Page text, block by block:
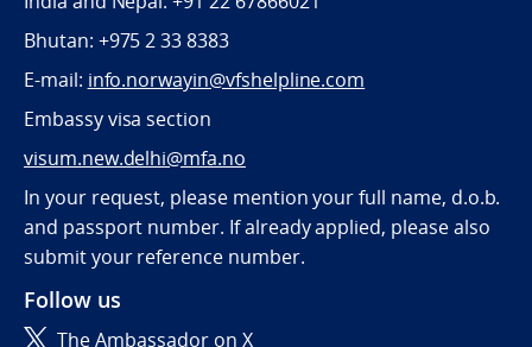
Bhutan: +975 2 33 8383
E-mail: info.norwayin@vfshelpline.com
Embassy visa section
visum.new.delhi@mfa.no
In your request, please mention your full name, d.o.b.
and passport number. If already applied, please also
submit your reference number.
Follow us
The Ambassador on X